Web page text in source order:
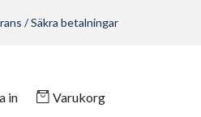
/ Säkra betalningar
in Varukorg